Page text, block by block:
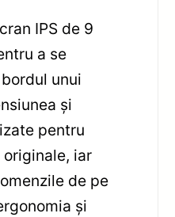
IPS de 9
a se
unui
și
pentru
iar
de pe
și